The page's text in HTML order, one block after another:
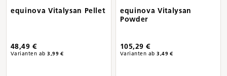
equinova Vitalysan Pellet
48,49 €
Varianten ab 3,99 €
equinova Vitalysan
Powder
105,29 €
Varianten ab 3,49 €